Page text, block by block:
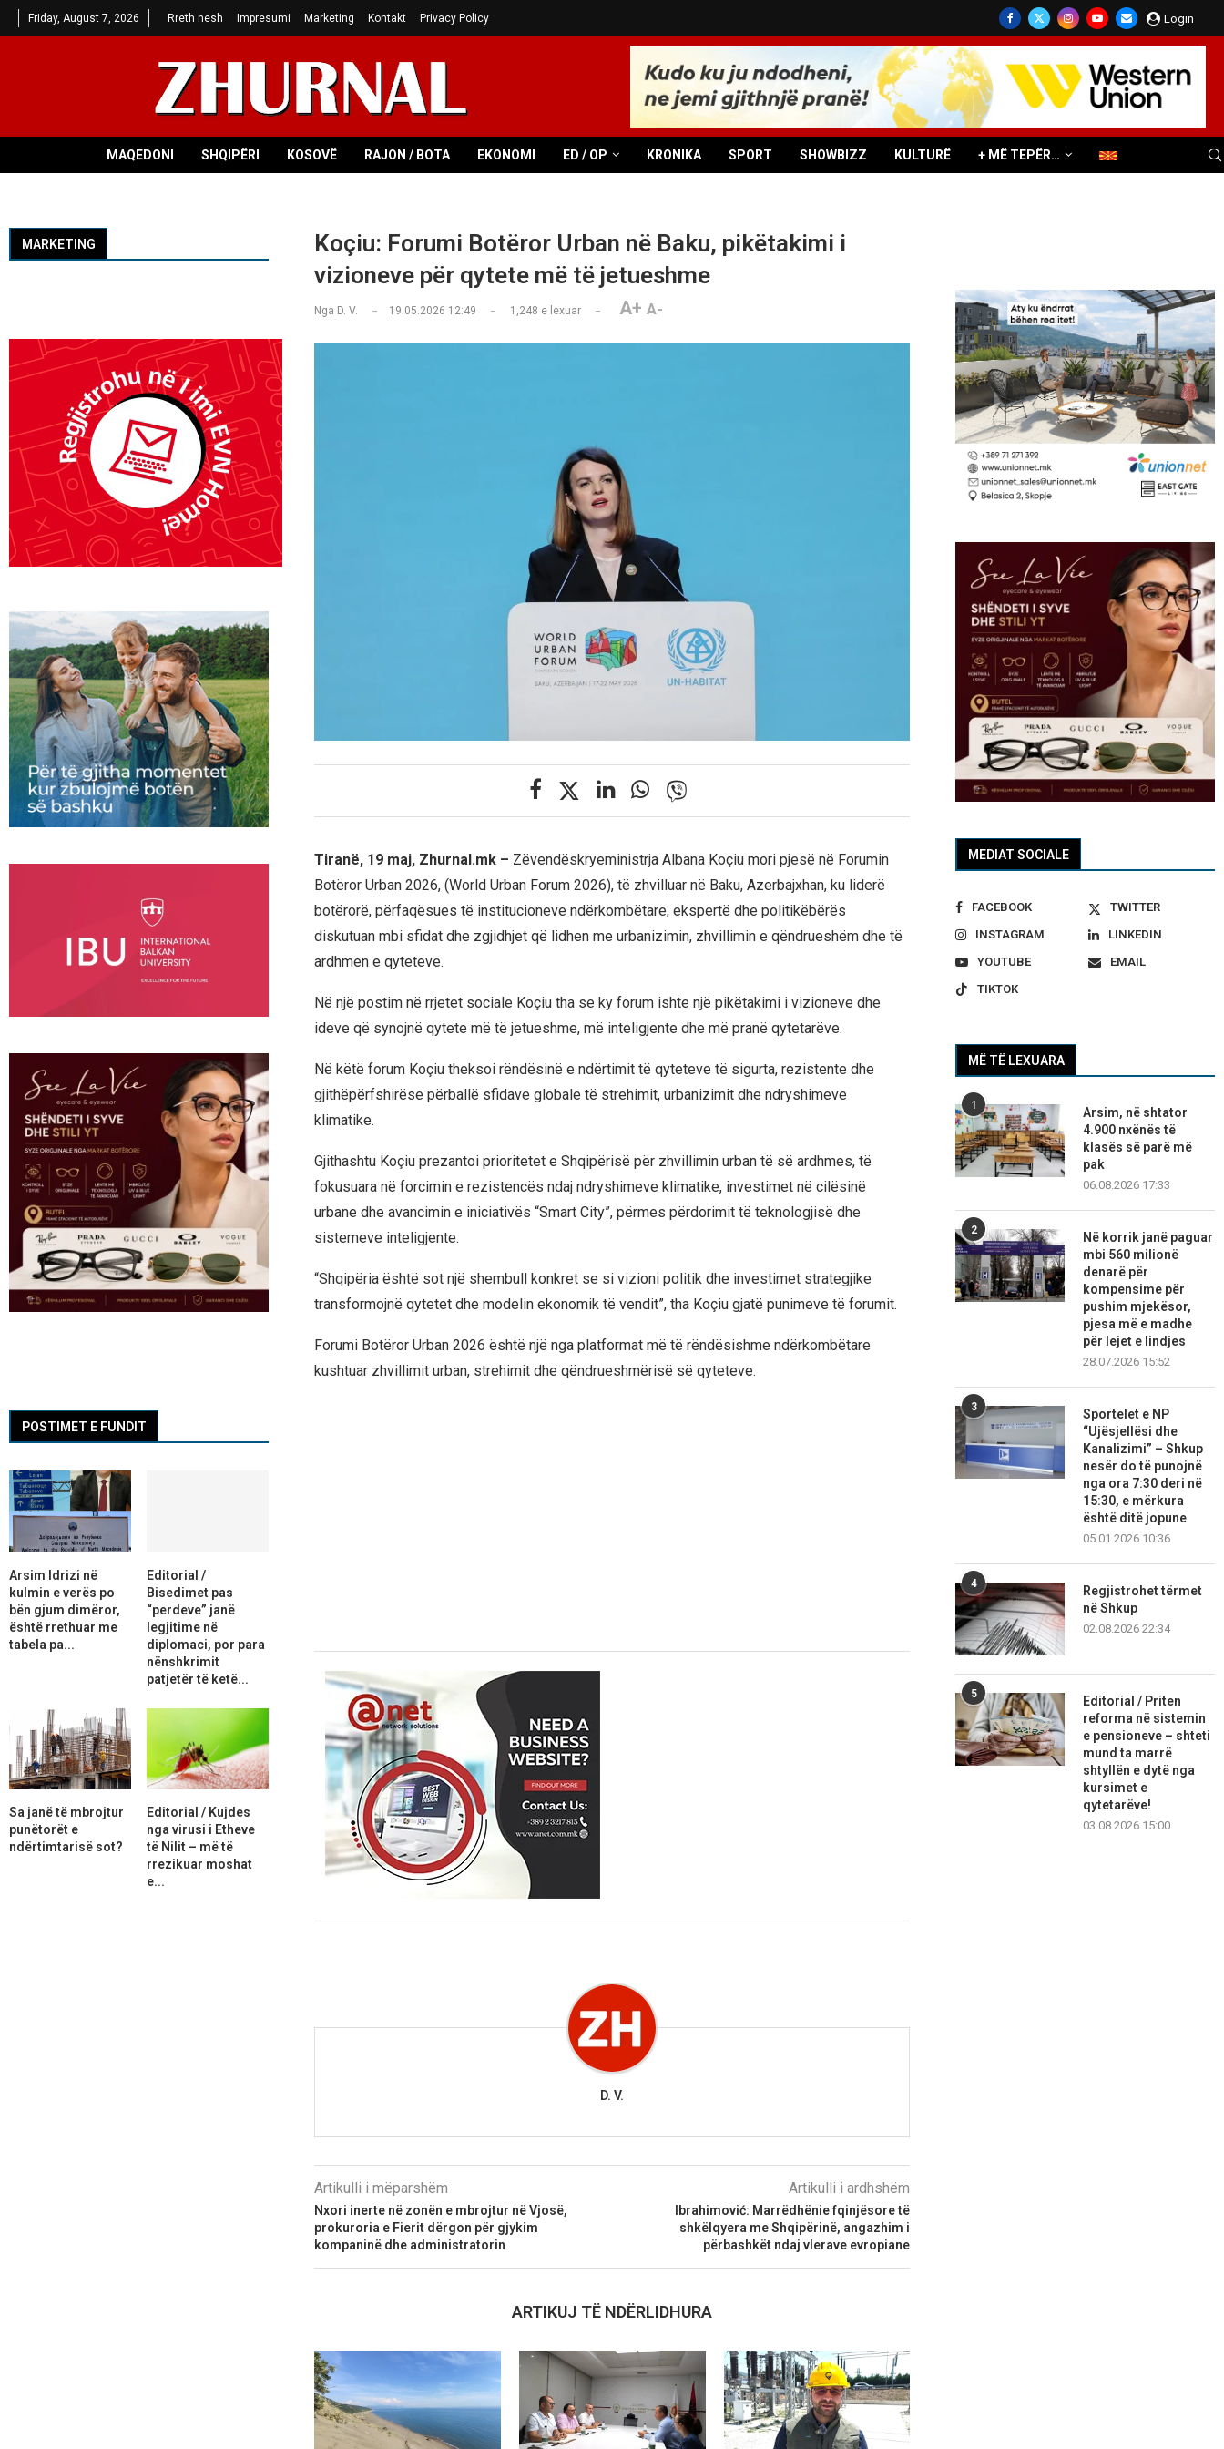
Friday, August 7, 2026 Rreth nesh Impresumi Marketing Kontakt Privacy Policy Login
MAQEDONI SHQIPËRI KOSOVË RAJON / BOTA EKONOMI ED / OP KRONIKA SPORT SHOWBIZZ KULTURË + MË TEPËR…
Koçiu: Forumi Botëror Urban në Baku, pikëtakimi i
vizioneve për qytete më të jetueshme
Nga D. V. 19.05.2026 12:49 1,248 e lexuar A+ A-
Tiranë, 19 maj, Zhurnal.mk – Zëvendëskryeministrja Albana Koçiu mori pjesë në Forumin
Botëror Urban 2026, (World Urban Forum 2026), të zhvilluar në Baku, Azerbajxhan, ku liderë
botërorë, përfaqësues të institucioneve ndërkombëtare, ekspertë dhe politikëbërës
diskutuan mbi sfidat dhe zgjidhjet që lidhen me urbanizimin, zhvillimin e qëndrueshëm dhe të
ardhmen e qyteteve.
Në një postim në rrjetet sociale Koçiu tha se ky forum ishte një pikëtakimi i vizioneve dhe
ideve që synojnë qytete më të jetueshme, më inteligjente dhe më pranë qytetarëve.
Në këtë forum Koçiu theksoi rëndësinë e ndërtimit të qyteteve të sigurta, rezistente dhe
gjithëpërfshirëse përballë sfidave globale të strehimit, urbanizimit dhe ndryshimeve
klimatike.
Gjithashtu Koçiu prezantoi prioritetet e Shqipërisë për zhvillimin urban të së ardhmes, të
fokusuara në forcimin e rezistencës ndaj ndryshimeve klimatike, investimet në cilësinë
urbane dhe avancimin e iniciativës “Smart City”, përmes përdorimit të teknologjisë dhe
sistemeve inteligjente.
“Shqipëria është sot një shembull konkret se si vizioni politik dhe investimet strategjike
transformojnë qytetet dhe modelin ekonomik të vendit”, tha Koçiu gjatë punimeve të forumit.
Forumi Botëror Urban 2026 është një nga platformat më të rëndësishme ndërkombëtare
kushtuar zhvillimit urban, strehimit dhe qëndrueshmërisë së qyteteve.
D. V.
Artikulli i mëparshëm
Nxori inerte në zonën e mbrojtur në Vjosë,
prokuroria e Fierit dërgon për gjykim
kompaninë dhe administratorin
Artikulli i ardhshëm
Ibrahimović: Marrëdhënie fqinjësore të
shkëlqyera me Shqipërinë, angazhim i
përbashkët ndaj vlerave evropiane
ARTIKUJ TË NDËRLIDHURA
MEDIAT SOCIALE
FACEBOOK
TWITTER
INSTAGRAM
LINKEDIN
YOUTUBE
EMAIL
TIKTOK
MË TË LEXUARA
1
Arsim, në shtator
4.900 nxënës të
klasës së parë më
pak
06.08.2026 17:33
2
Në korrik janë paguar
mbi 560 milionë
denarë për
kompensime për
pushim mjekësor,
pjesa më e madhe
për lejet e lindjes
28.07.2026 15:52
3
Sportelet e NP
“Ujësjellësi dhe
Kanalizimi” – Shkup
nesër do të punojnë
nga ora 7:30 deri në
15:30, e mërkura
është ditë jopune
05.01.2026 10:36
4
Regjistrohet tërmet
në Shkup
02.08.2026 22:34
5
Editorial / Priten
reforma në sistemin
e pensioneve – shteti
mund ta marrë
shtyllën e dytë nga
kursimet e
qytetarëve!
03.08.2026 15:00
MARKETING
POSTIMET E FUNDIT
Arsim Idrizi në
kulmin e verës po
bën gjum dimëror,
është rrethuar me
tabela pa...
Editorial /
Bisedimet pas
“perdeve” janë
legjitime në
diplomaci, por para
nënshkrimit
patjetër të ketë...
Sa janë të mbrojtur
punëtorët e
ndërtimtarisë sot?
Editorial / Kujdes
nga virusi i Etheve
të Nilit – më të
rrezikuar moshat
e...